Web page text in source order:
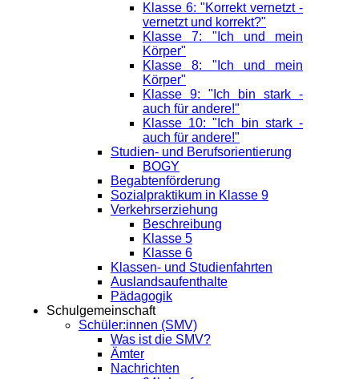
Klasse 6: "Korrekt vernetzt -
vernetzt und korrekt?"
Klasse 7: "Ich und mein
Körper"
Klasse 8: "Ich und mein
Körper"
Klasse 9: "Ich bin stark -
auch für andere!"
Klasse 10: "Ich bin stark -
auch für andere!"
Studien- und Berufsorientierung
BOGY
Begabtenförderung
Sozialpraktikum in Klasse 9
Verkehrserziehung
Beschreibung
Klasse 5
Klasse 6
Klassen- und Studienfahrten
Auslandsaufenthalte
Pädagogik
Schulgemeinschaft
Schüler:innen (SMV)
Was ist die SMV?
Ämter
Nachrichten